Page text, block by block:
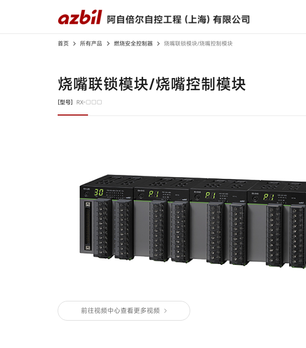
光电开关
开关
通用放大
C□□
耐环境型光
型号
检测、识别用传感器
接近开关
记录仪
燃烧安全控制器
马达/执行器/控制阀
温度/湿度/压力/地震传
停产产品
首页 所有产品 燃烧安全控制器 烧嘴联锁模块/烧嘴控制模块
烧嘴联锁模块/烧嘴控制模块
[型号] RX-□□□
前往视频中心查看更多视频